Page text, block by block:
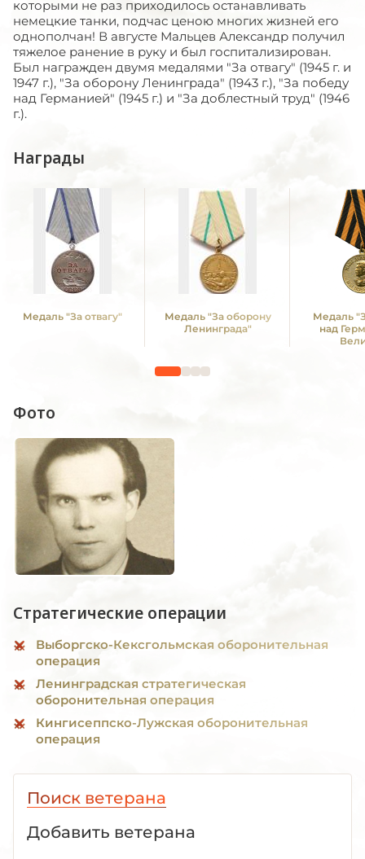
которыми не раз приходилось останавливать
немецкие танки, подчас ценою многих жизней его
однополчан! В августе Мальцев Александр получил
тяжелое ранение в руку и был госпитализирован.
Был награжден двумя медалями "За отвагу" (1945 г. и
1947 г.), "За оборону Ленинграда" (1943 г.), "За победу
над Германией" (1945 г.) и "За доблестный труд" (1946
г.).
Награды
Медаль "За отвагу"
Медаль "За оборону
Ленинграда"
Медаль
над
Фото
Стратегические операции
Выборгско-Кексгольмская оборонительная
операция
Ленинградская стратегическая
оборонительная операция
Кингисеппско-Лужская оборонительная
операция
Поиск ветерана
Добавить ветерана